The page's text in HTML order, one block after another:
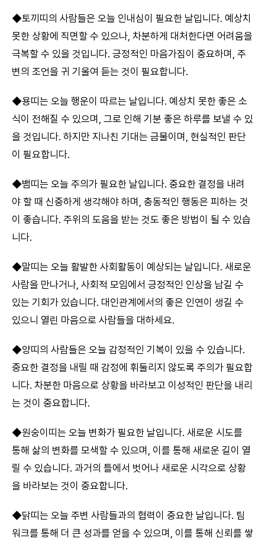
◆토끼띠의 사람들은 오늘 인내심이 필요한 날입니다. 예상치
못한 상황에 직면할 수 있으나, 차분하게 대처한다면 어려움을
극복할 수 있을 것입니다. 긍정적인 마음가짐이 중요하며, 주
변의 조언을 귀 기울여 듣는 것이 필요합니다.
◆용띠는 오늘 행운이 따르는 날입니다. 예상치 못한 좋은 소
식이 전해질 수 있으며, 그로 인해 기분 좋은 하루를 보낼 수 있
을 것입니다. 하지만 지나친 기대는 금물이며, 현실적인 판단
이 필요합니다.
◆뱀띠는 오늘 주의가 필요한 날입니다. 중요한 결정을 내려
야 할 때 신중하게 생각해야 하며, 충동적인 행동은 피하는 것
이 좋습니다. 주위의 도움을 받는 것도 좋은 방법이 될 수 있습
니다.
◆말띠는 오늘 활발한 사회활동이 예상되는 날입니다. 새로운
사람을 만나거나, 사회적 모임에서 긍정적인 인상을 남길 수
있는 기회가 있습니다. 대인관계에서의 좋은 인연이 생길 수
있으니 열린 마음으로 사람들을 대하세요.
◆양띠의 사람들은 오늘 감정적인 기복이 있을 수 있습니다.
중요한 결정을 내릴 때 감정에 휘둘리지 않도록 주의가 필요합
니다. 차분한 마음으로 상황을 바라보고 이성적인 판단을 내리
는 것이 중요합니다.
◆원숭이띠는 오늘 변화가 필요한 날입니다. 새로운 시도를
통해 삶의 변화를 모색할 수 있으며, 이를 통해 새로운 길이 열
릴 수 있습니다. 과거의 틀에서 벗어나 새로운 시각으로 상황
을 바라보는 것이 중요합니다.
◆닭띠는 오늘 주변 사람들과의 협력이 중요한 날입니다. 팀
워크를 통해 더 큰 성과를 얻을 수 있으며, 이를 통해 신뢰를 쌓